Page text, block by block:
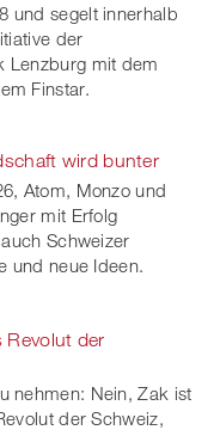
und segelt innerhalb
der
Lenzburg mit dem
Finstar.
wird bunter
Atom, Monzo und
mit Erfolg
Schweizer
und neue Ideen.
Revolut der
nehmen: Nein, Zak ist
der Schweiz,